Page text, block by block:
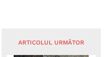
ARTICOLUL URMĂTOR